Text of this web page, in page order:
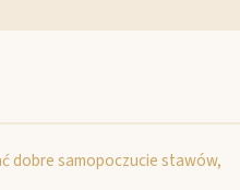
dobre samopoczucie stawów,